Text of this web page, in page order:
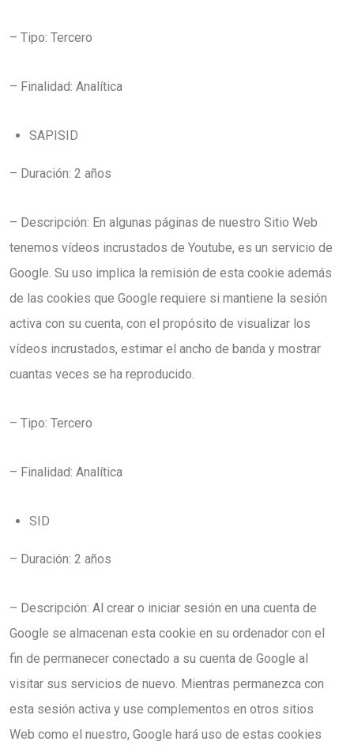
– Tipo: Tercero
– Finalidad: Analítica
SAPISID
– Duración: 2 años
– Descripción: En algunas páginas de nuestro Sitio Web
tenemos vídeos incrustados de Youtube, es un servicio de
Google. Su uso implica la remisión de esta cookie además
de las cookies que Google requiere si mantiene la sesión
activa con su cuenta, con el propósito de visualizar los
vídeos incrustados, estimar el ancho de banda y mostrar
cuantas veces se ha reproducido.
– Tipo: Tercero
– Finalidad: Analítica
SID
– Duración: 2 años
– Descripción: Al crear o iniciar sesión en una cuenta de
Google se almacenan esta cookie en su ordenador con el
fin de permanecer conectado a su cuenta de Google al
visitar sus servicios de nuevo. Mientras permanezca con
esta sesión activa y use complementos en otros sitios
Web como el nuestro, Google hará uso de estas cookies